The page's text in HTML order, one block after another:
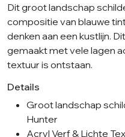
Dit groot landschap
compositie van blauwe
denken aan een kustlijn.
gemaakt met vele lagen
textuur is ontstaan.
Details
Groot landschap
Hunter
Acryl Verf & Lichte